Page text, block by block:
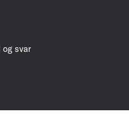
svar